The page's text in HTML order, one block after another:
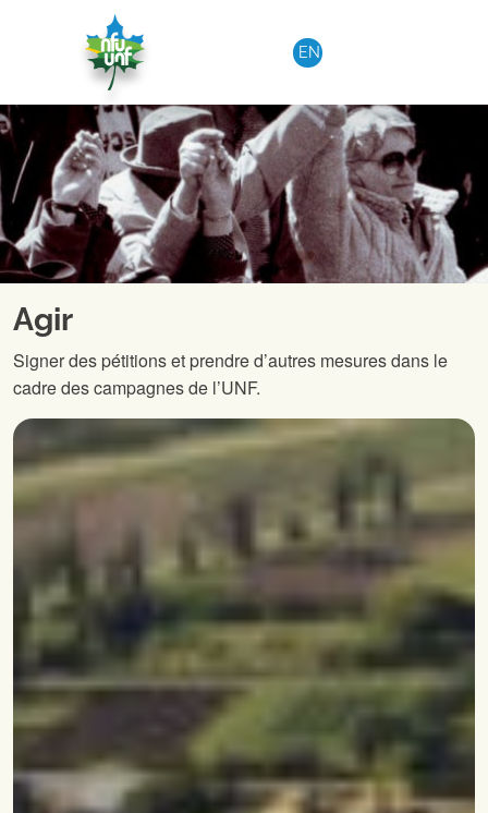
Aller au contenu
EN
Agir
Signer des pétitions et prendre d’autres mesures dans le
cadre des campagnes de l’UNF.